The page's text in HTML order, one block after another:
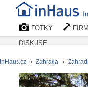
FOTKY
DISKUSE
InHaus.cz › Zahrada ›